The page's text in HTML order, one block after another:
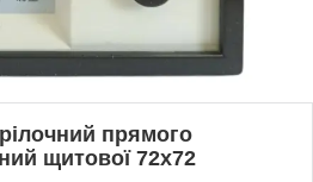
прямого
щитової 72х72